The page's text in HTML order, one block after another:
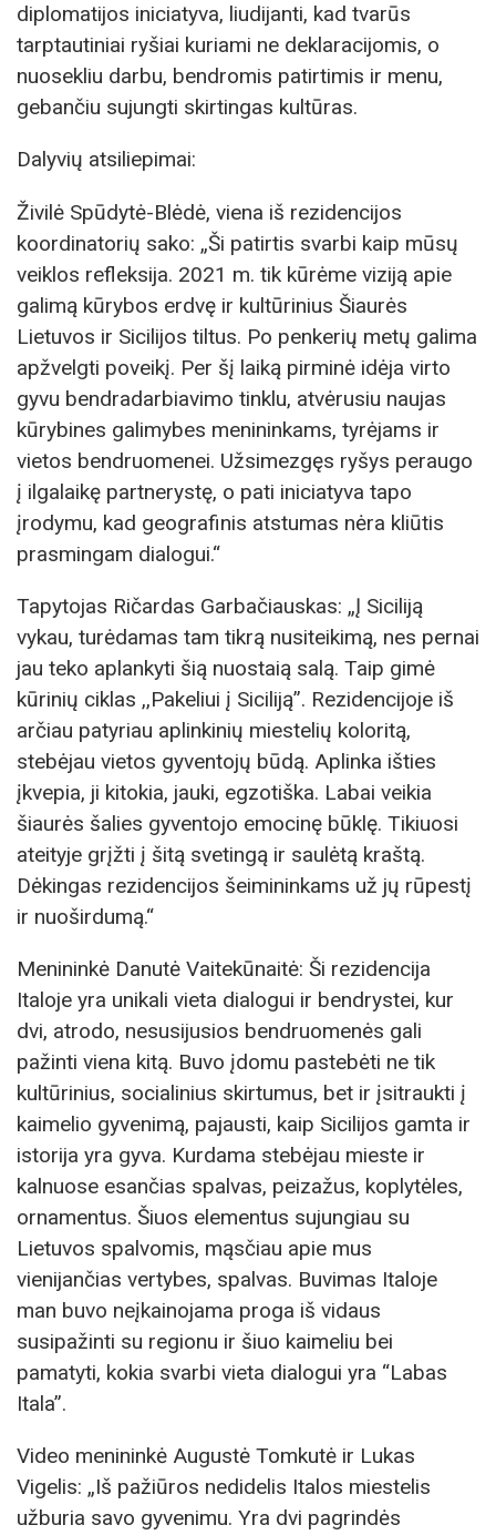
diplomatijos iniciatyva, liudijanti, kad tvarūs
tarptautiniai ryšiai kuriami ne deklaracijomis, o
nuosekliu darbu, bendromis patirtimis ir menu,
gebančiu sujungti skirtingas kultūras.
Dalyvių atsiliepimai:
Živilė Spūdytė-Blėdė, viena iš rezidencijos
koordinatorių sako: „Ši patirtis svarbi kaip mūsų
veiklos refleksija. 2021 m. tik kūrėme viziją apie
galimą kūrybos erdvę ir kultūrinius Šiaurės
Lietuvos ir Sicilijos tiltus. Po penkerių metų galima
apžvelgti poveikį. Per šį laiką pirminė idėja virto
gyvu bendradarbiavimo tinklu, atvėrusiu naujas
kūrybines galimybes menininkams, tyrėjams ir
vietos bendruomenei. Užsimezgęs ryšys peraugo
į ilgalaikę partnerystę, o pati iniciatyva tapo
įrodymu, kad geografinis atstumas nėra kliūtis
prasmingam dialogui.“
Tapytojas Ričardas Garbačiauskas: „Į Siciliją
vykau, turėdamas tam tikrą nusiteikimą, nes pernai
jau teko aplankyti šią nuostaią salą. Taip gimė
kūrinių ciklas ,,Pakeliui į Siciliją’’. Rezidencijoje iš
arčiau patyriau aplinkinių miestelių koloritą,
stebėjau vietos gyventojų būdą. Aplinka išties
įkvepia, ji kitokia, jauki, egzotiška. Labai veikia
šiaurės šalies gyventojo emocinę būklę. Tikiuosi
ateityje grįžti į šitą svetingą ir saulėtą kraštą.
Dėkingas rezidencijos šeimininkams už jų rūpestį
ir nuoširdumą.“
Menininkė Danutė Vaitekūnaitė: Ši rezidencija
Italoje yra unikali vieta dialogui ir bendrystei, kur
dvi, atrodo, nesusijusios bendruomenės gali
pažinti viena kitą. Buvo įdomu pastebėti ne tik
kultūrinius, socialinius skirtumus, bet ir įsitraukti į
kaimelio gyvenimą, pajausti, kaip Sicilijos gamta ir
istorija yra gyva. Kurdama stebėjau mieste ir
kalnuose esančias spalvas, peizažus, koplytėles,
ornamentus. Šiuos elementus sujungiau su
Lietuvos spalvomis, mąsčiau apie mus
vienijančias vertybes, spalvas. Buvimas Italoje
man buvo neįkainojama proga iš vidaus
susipažinti su regionu ir šiuo kaimeliu bei
pamatyti, kokia svarbi vieta dialogui yra “Labas
Itala”.
Video menininkė Augustė Tomkutė ir Lukas
Vigelis: „Iš pažiūros nedidelis Italos miestelis
užburia savo gyvenimu. Yra dvi pagrindės